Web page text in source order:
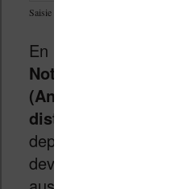
Saisie de texte manuscrit libre sur la
En France,
Notéa propose ce
(Android) et est
distribuée en France
depuis la fin de
devenue presque